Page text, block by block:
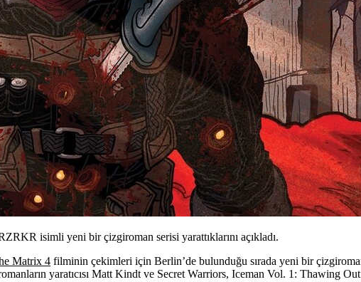
isimli yeni bir çizgiroman serisi yarattıklarını açıkladı.
Matrix 4 filminin çekimleri için Berlin’de bulunduğu sırada yeni bir çizgiroman
yaratıcısı Matt Kindt ve Secret Warriors, Iceman Vol. 1: Thawing Out